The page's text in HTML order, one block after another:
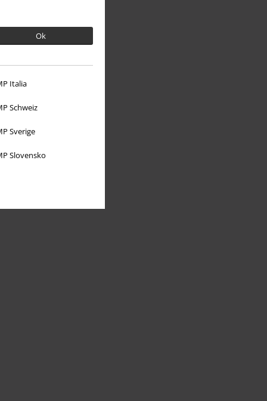
Ok
Italia
Schweiz
Sverige
Slovensko